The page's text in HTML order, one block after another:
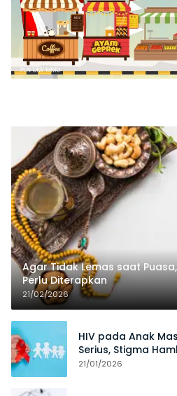
Agar Tidak Lemas saat
Perlu Diterapkan
21/02/2026
HIV pada Anak
Serius, Stigma
21/01/2026